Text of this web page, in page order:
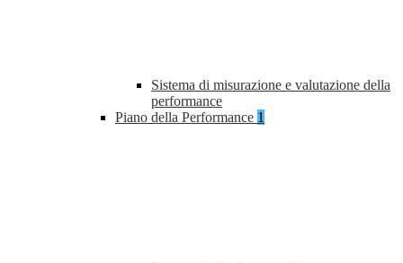
Sistema di misurazione e valutazione della
performance
Piano della Performance 1